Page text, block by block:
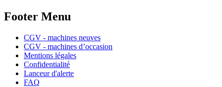
Footer Menu
CGV - machines neuves
CGV - machines d’occasion
Mentions légales
Confidentialité
Lanceur d'alerte
FAQ